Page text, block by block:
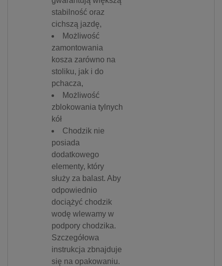
stabilność oraz
cichszą jazdę,
Możliwość
zamontowania
kosza zarówno na
stoliku, jak i do
pchacza,
Możliwość
zblokowania tylnych
kół
Chodzik nie
posiada
dodatkowego
elementy, który
służy za balast. Aby
odpowiednio
dociążyć chodzik
wodę wlewamy w
podpory chodzika.
Szczegółowa
instrukcja zbnajduje
się na opakowaniu.